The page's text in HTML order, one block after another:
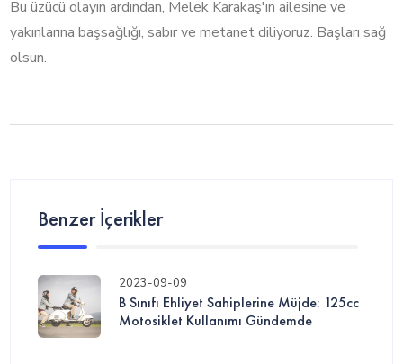
Bu üzücü olayın ardından, Melek Karakaş'ın ailesine ve
yakınlarına başsağlığı, sabır ve metanet diliyoruz. Başları sağ
olsun.
Benzer İçerikler
2023-09-09
B Sınıfı Ehliyet Sahiplerine Müjde: 125cc
Motosiklet Kullanımı Gündemde